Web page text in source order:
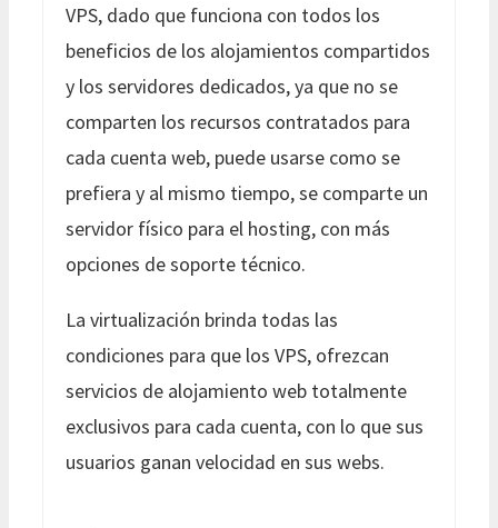
VPS, dado que funciona con todos los
beneficios de los alojamientos compartidos
y los servidores dedicados, ya que no se
comparten los recursos contratados para
cada cuenta web, puede usarse como se
prefiera y al mismo tiempo, se comparte un
servidor físico para el hosting, con más
opciones de soporte técnico.
La virtualización brinda todas las
condiciones para que los VPS, ofrezcan
servicios de alojamiento web totalmente
exclusivos para cada cuenta, con lo que sus
usuarios ganan velocidad en sus webs.